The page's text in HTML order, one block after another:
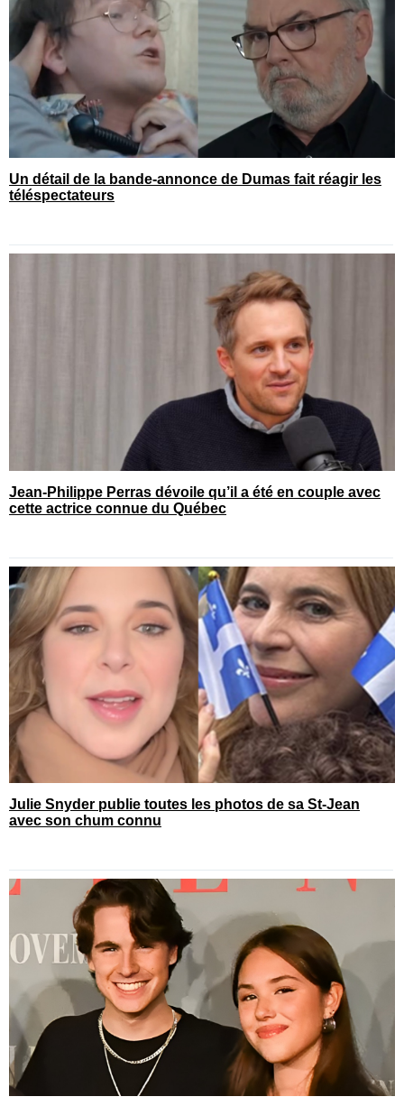
Un détail de la bande-annonce de Dumas fait réagir les
téléspectateurs
Jean-Philippe Perras dévoile qu’il a été en couple avec
cette actrice connue du Québec
Julie Snyder publie toutes les photos de sa St-Jean
avec son chum connu